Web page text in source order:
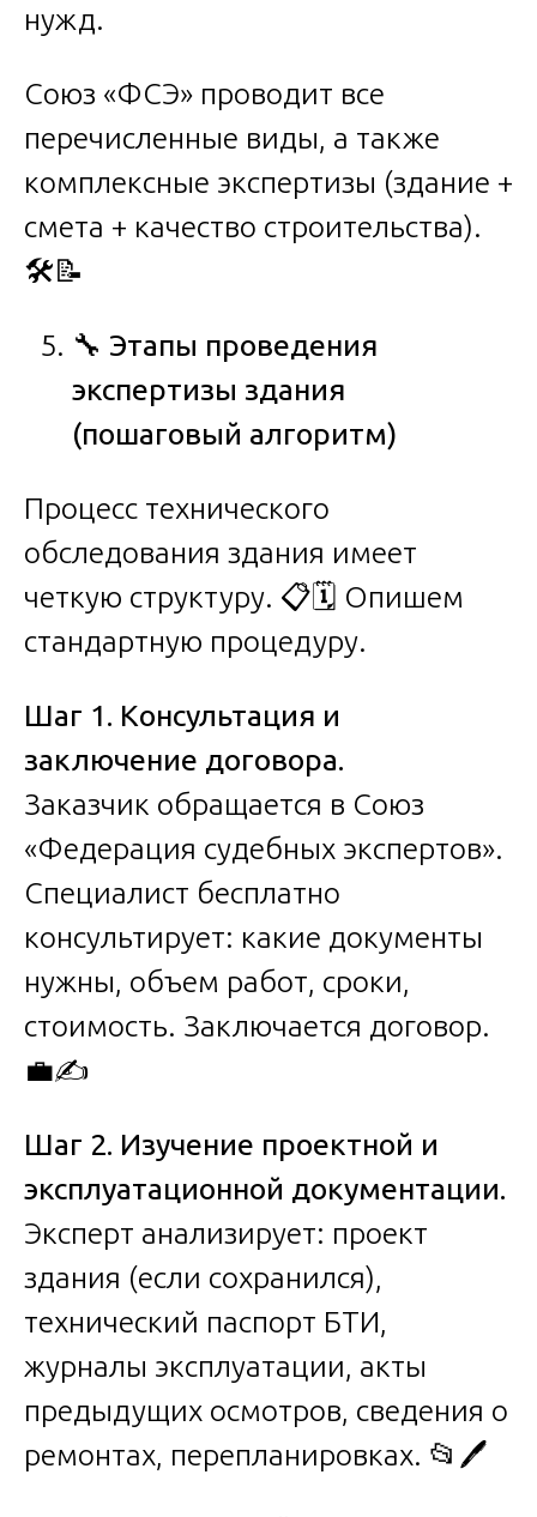
нужд.
Союз «ФСЭ» проводит все
перечисленные виды, а также
комплексные экспертизы (здание +
смета + качество строительства).
🛠️📝
🔧 Этапы проведения
экспертизы здания
(пошаговый алгоритм)
Процесс технического
обследования здания имеет
четкую структуру. 📋🗓️ Опишем
стандартную процедуру.
Шаг 1. Консультация и
заключение договора.
Заказчик обращается в Союз
«Федерация судебных экспертов».
Специалист бесплатно
консультирует: какие документы
нужны, объем работ, сроки,
стоимость. Заключается договор.
💼✍️
Шаг 2. Изучение проектной и
эксплуатационной документации.
Эксперт анализирует: проект
здания (если сохранился),
технический паспорт БТИ,
журналы эксплуатации, акты
предыдущих осмотров, сведения о
ремонтах, перепланировках. 📂🖊️